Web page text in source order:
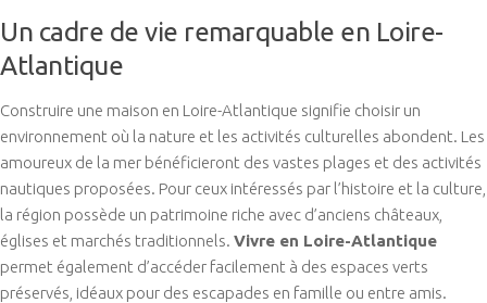
Un cadre de vie remarquable en Loire-
Atlantique
Construire une maison en Loire-Atlantique signifie choisir un
environnement où la nature et les activités culturelles abondent. Les
amoureux de la mer bénéficieront des vastes plages et des activités
nautiques proposées. Pour ceux intéressés par l’histoire et la culture,
la région possède un patrimoine riche avec d’anciens châteaux,
églises et marchés traditionnels. Vivre en Loire-Atlantique
permet également d’accéder facilement à des espaces verts
préservés, idéaux pour des escapades en famille ou entre amis.